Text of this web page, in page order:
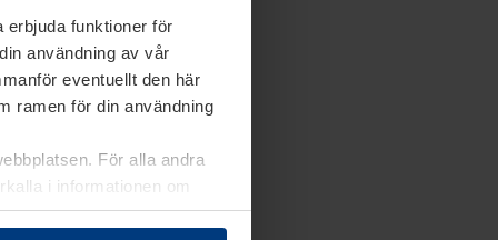
erbjuda funktioner för
användning av vår
eventuellt den här
ramen för din användning
För alla andra
i informationen om